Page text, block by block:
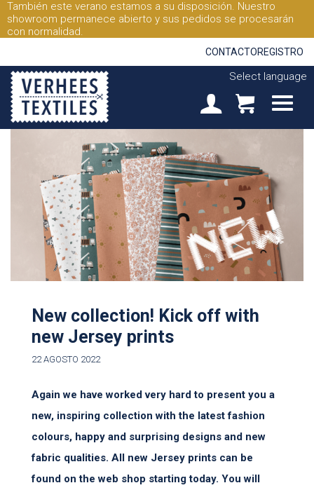
También este verano estamos a su disposición. Nuestro
showroom permanece abierto y sus pedidos se procesarán
con normalidad.
CONTACTOREGISTRO
Select language
New collection! Kick off with
new Jersey prints
22 AGOSTO 2022
Again we have worked very hard to present you a
new, inspiring collection with the latest fashion
colours, happy and surprising designs and new
fabric qualities. All new Jersey prints can be
found on the web shop starting today. You will